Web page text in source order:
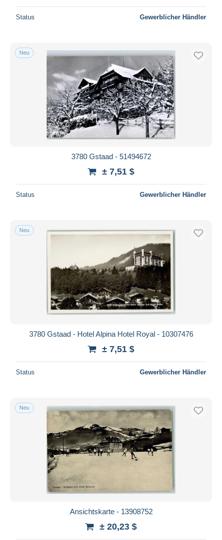
Status Gewerblicher Händler
Neu
3780 Gstaad - 51494672
± 7,51 $
Status Gewerblicher Händler
Neu
3780 Gstaad - Hotel Alpina Hotel Royal - 10307476
± 7,51 $
Status Gewerblicher Händler
Neu
Ansichtskarte - 13908752
± 20,23 $